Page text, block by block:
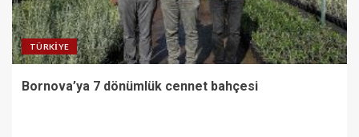
TÜRKIYE
Bornova’ya 7 dönümlük cennet bahçesi